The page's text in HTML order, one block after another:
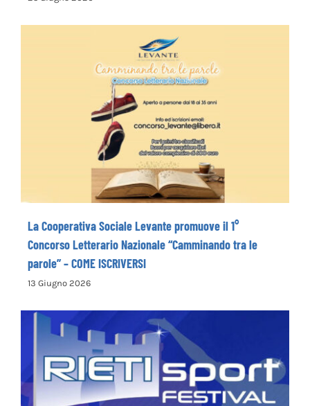
25 Giugno 2026
La Cooperativa Sociale Levante promuove
il 1° Concorso Letterario Nazionale
“Camminando tra le parole” – COME
ISCRIVERSI
La Cooperativa Sociale Levante promuove il 1°
Concorso Letterario Nazionale “Camminando tra le
parole” – COME ISCRIVERSI
13 Giugno 2026
Rieti Sport Festival XI edizione dal 5 al 7